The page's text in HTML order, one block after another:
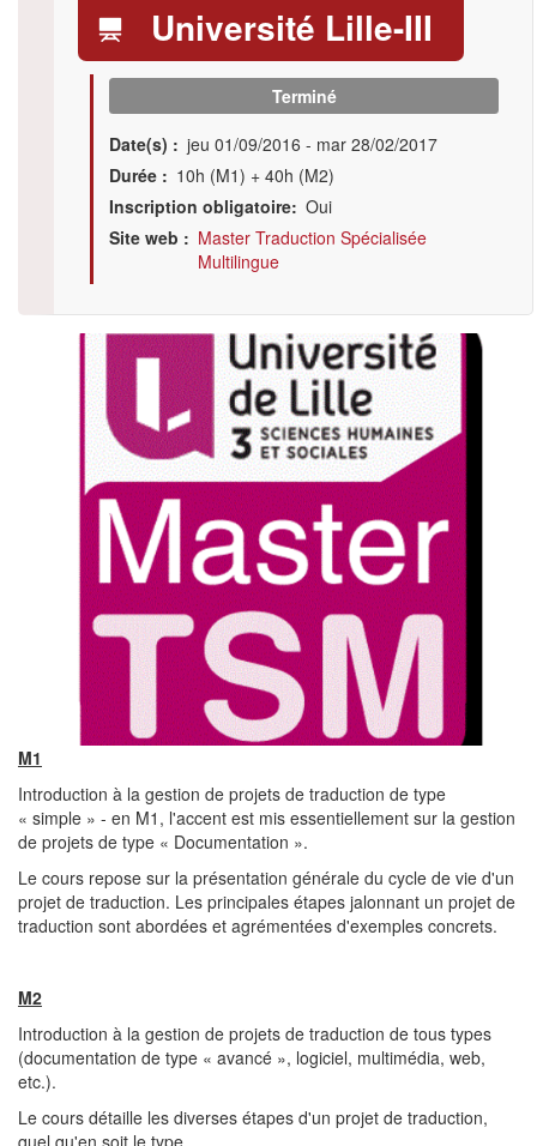
Université Lille-III
Terminé
Date(s)
jeu 01/09/2016 - mar 28/02/2017
Durée
10h (M1) + 40h (M2)
Inscription obligatoire Oui
Site web
Master Traduction Spécialisée
Multilingue
Illustration
M1
Introduction à la gestion de projets de traduction de type
« simple » - en M1, l'accent est mis essentiellement sur la gestion
de projets de type « Documentation ».
Le cours repose sur la présentation générale du cycle de vie d'un
projet de traduction. Les principales étapes jalonnant un projet de
traduction sont abordées et agrémentées d'exemples concrets.
M2
Introduction à la gestion de projets de traduction de tous types
(documentation de type « avancé », logiciel, multimédia, web,
etc.).
Le cours détaille les diverses étapes d'un projet de traduction,